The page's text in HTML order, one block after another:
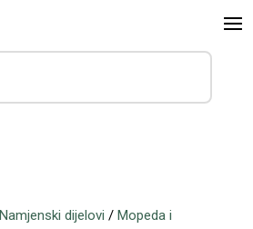
Namjenski dijelovi / Mopeda i